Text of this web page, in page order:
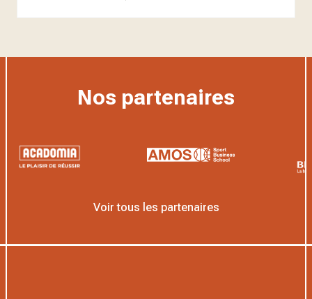
Nos partenaires
Voir tous les partenaires